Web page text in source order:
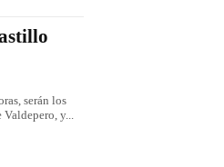
serán los
y...